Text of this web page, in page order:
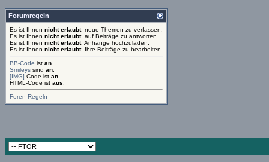
Forumregeln
Es ist Ihnen nicht erlaubt, neue Themen zu verfassen.
Es ist Ihnen nicht erlaubt, auf Beiträge zu antworten.
Es ist Ihnen nicht erlaubt, Anhänge hochzuladen.
Es ist Ihnen nicht erlaubt, Ihre Beiträge zu bearbeiten.
BB-Code ist an
Smileys sind an
[IMG] Code ist an
HTML-Code ist aus
Foren-Regeln